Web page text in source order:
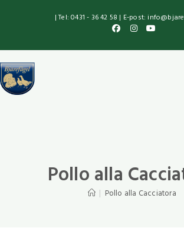
| Tel: 0431 - 36 42 58 | E-post:
Pollo alla
| Pollo alla Cacciatora